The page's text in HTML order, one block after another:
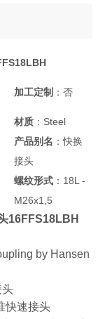
加工定制：否
材质：Steel
产品别名 ：快换
接头
螺纹形式：18L -
M26x1,5
16FFS18LBH
by Hansen
头
快速接头